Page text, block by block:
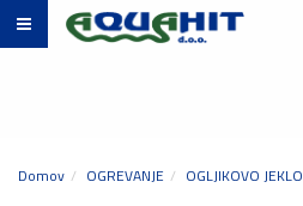
Domov OGREVANJE OGLJIKOVO JEKLO